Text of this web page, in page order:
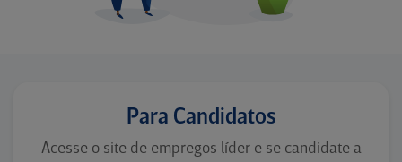
Para Candidatos
Acesse o site de empregos líder e se candidate a